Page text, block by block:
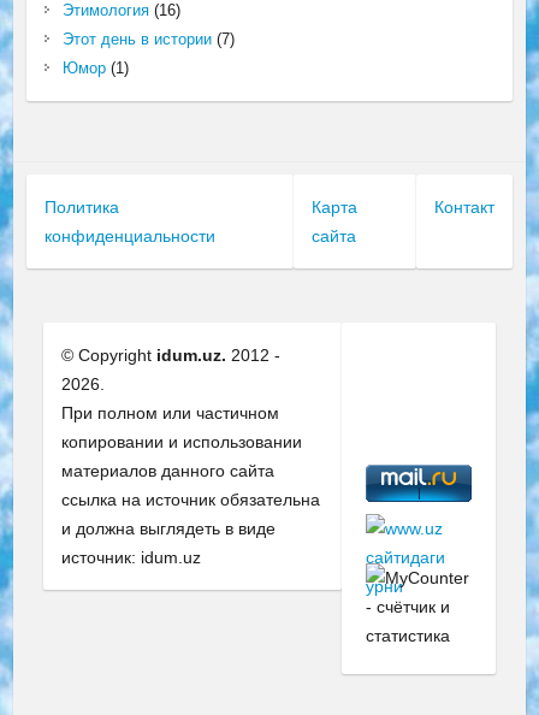
Этимология(16)
Этот день в истории(7)
Юмор(1)
Политика
конфиденциальности
Карта
сайта
Контакт
© Copyright idum.uz. 2012 -
2026.
При полном или частичном
копировании и использовании
материалов данного сайта
ссылка на источник обязательна
и должна выглядеть в виде
источник: idum.uz